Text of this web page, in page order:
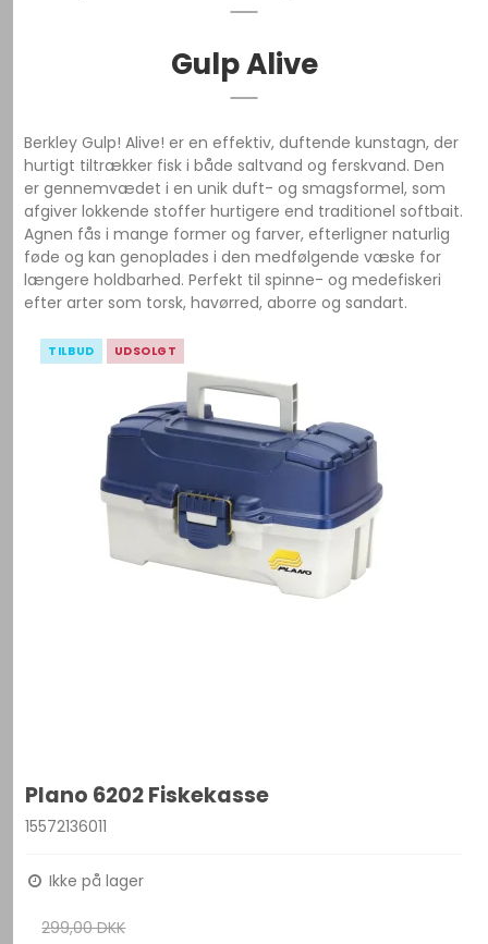
Gulp Alive
Berkley Gulp! Alive! er en effektiv, duftende kunstagn, der
hurtigt tiltrækker fisk i både saltvand og ferskvand. Den
er gennemvædet i en unik duft- og smagsformel, som
afgiver lokkende stoffer hurtigere end traditionel softbait.
Agnen fås i mange former og farver, efterligner naturlig
føde og kan genoplades i den medfølgende væske for
længere holdbarhed. Perfekt til spinne- og medefiskeri
efter arter som torsk, havørred, aborre og sandart.
TILBUD UDSOLGT
Plano 6202 Fiskekasse
15572136011
Ikke på lager
299,00 DKK